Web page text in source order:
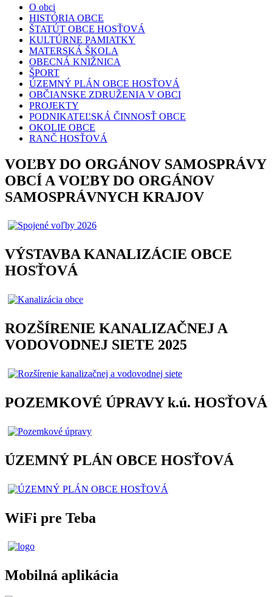
O obci
HISTÓRIA OBCE
ŠTATÚT OBCE HOSŤOVÁ
KULTÚRNE PAMIATKY
MATERSKÁ ŠKOLA
OBECNÁ KNIŽNICA
ŠPORT
ÚZEMNÝ PLÁN OBCE HOSŤOVÁ
OBČIANSKE ZDRUŽENIA V OBCI
PROJEKTY
PODNIKATEĽSKÁ ČINNOSŤ OBCE
OKOLIE OBCE
RANČ HOSŤOVÁ
VOĽBY DO ORGÁNOV SAMOSPRÁVY
OBCÍ A VOĽBY DO ORGÁNOV
SAMOSPRÁVNYCH KRAJOV
VÝSTAVBA KANALIZÁCIE OBCE
HOSŤOVÁ
ROZŠÍRENIE KANALIZAČNEJ A
VODOVODNEJ SIETE 2025
POZEMKOVÉ ÚPRAVY k.ú. HOSŤOVÁ
ÚZEMNÝ PLÁN OBCE HOSŤOVÁ
WiFi pre Teba
Mobilná aplikácia